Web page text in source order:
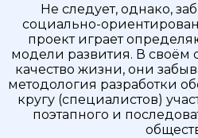
Не следует, однако,
социально-
проект играет
модели развития. В своём
качество жизни, они
методология разработки
кругу (специалистов)
поэтапного и